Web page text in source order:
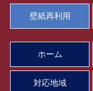
壁紙再利用
ホーム
対応地域